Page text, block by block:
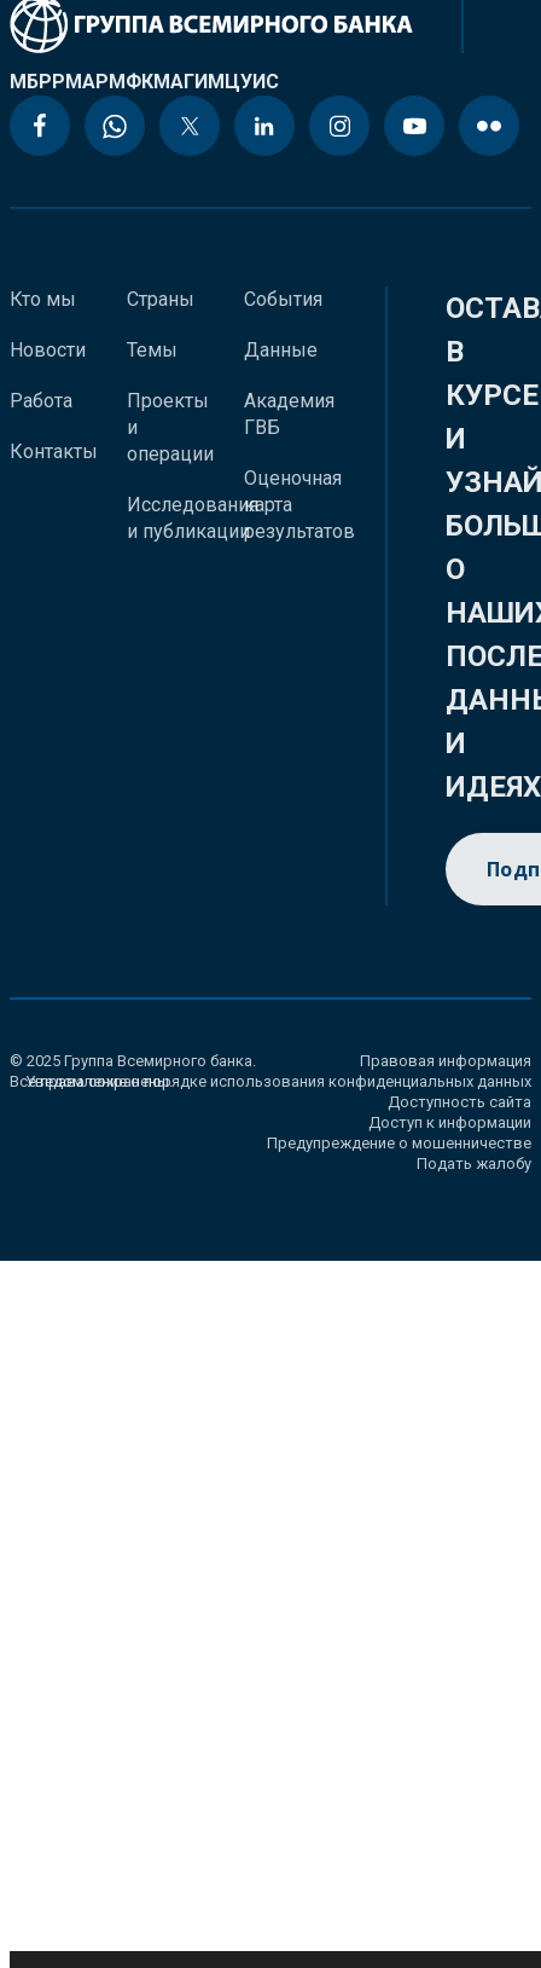
МБРРМАРМФКМАГИМЦУИС
Кто мы
Новости
Работа
Контакты
Страны
Темы
Проекты
и
операции
Исследования
и публикации
События
Данные
Академия
ГВБ
Оценочная
карта
результатов
В
КУРСЕ
И
О
И
ИДЕЯХ
© 2025 Группа Всемирного банка.
Все права сохранены.
Правовая информация
Уведомление о порядке использования конфиденциальных данных
Доступность сайта
Доступ к информации
Предупреждение о мошенничестве
Подать жалобу